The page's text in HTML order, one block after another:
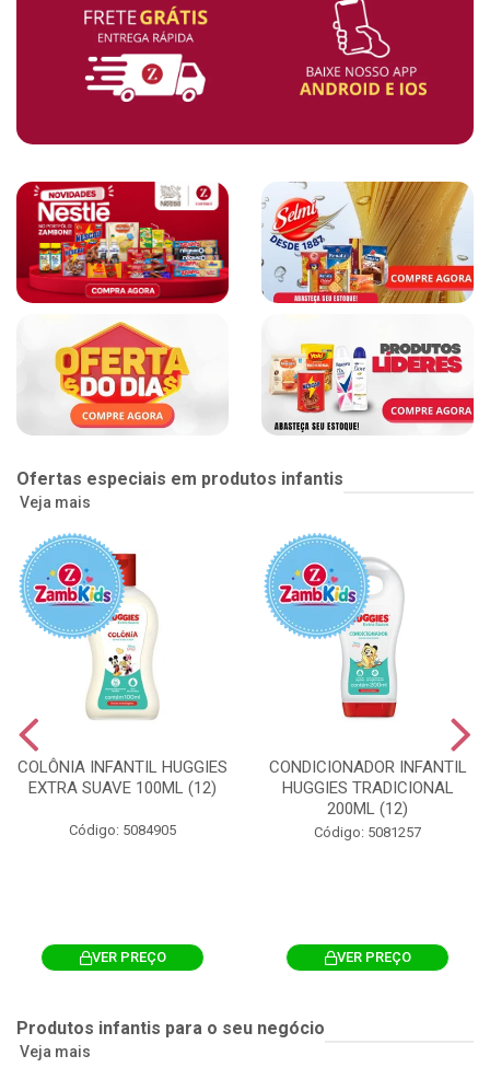
Ofertas especiais em produtos infantis
Veja mais
COLÔNIA INFANTIL HUGGIES
EXTRA SUAVE 100ML (12)
Código: 5084905
VER PREÇO
CONDICIONADOR INFANTIL
HUGGIES TRADICIONAL
200ML (12)
Código: 5081257
VER PREÇO
Produtos infantis para o seu negócio
Veja mais